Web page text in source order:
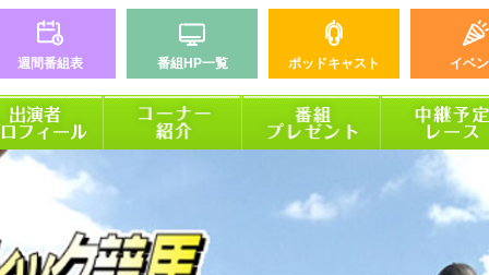
週間番組表 番組HP一覧 ポッドキャスト イベ